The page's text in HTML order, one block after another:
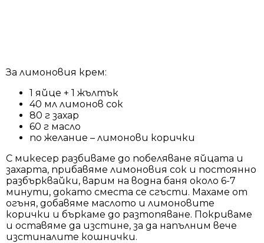
За лимоновия крем:
1 яйце + 1 жълтък
40 мл лимонов сок
80 г захар
60 г масло
по желание – лимонови корички
С микесер разбиваме до побеляване яйцата и
захарта, прибавяме лимоновия сок и постоянно
разбърквайки, варим на водна баня около 6-7
минути, докато сместа се сгъсти. Махаме от
огъня, добавяме маслото и лимоновите
корички и бъркаме до разтопяване. Покриваме
и оставяме да изстине, за да напълним вече
изстиналите кошнички.